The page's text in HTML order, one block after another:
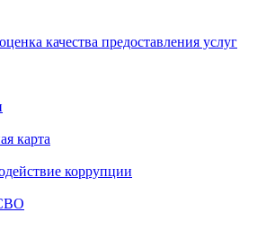
качества предоставления услуг
карта
коррупции